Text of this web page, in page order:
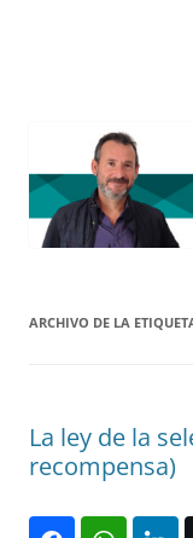
ARCHIVO DE LA
La ley de la
recompensa)